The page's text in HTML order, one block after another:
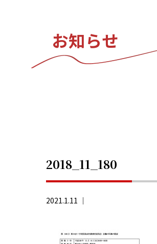
お知らせ
2018_11_180
2021.1.11 ｜